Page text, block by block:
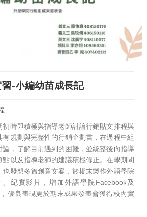
-小編幼苗成長記
初時即積極與指導老師討論行銷貼文排程與
有規劃與完整性的行銷企劃書，在過程中組
論，了解目前遇到的困難，並統整後向指導
點以及指導老師的建議積極修正。在學期間
也發想多篇創意文案，於期末製作外語學院
紀實影片，增加外語學院Facebook及
優良表現更於期末成果發表會獲得校內實